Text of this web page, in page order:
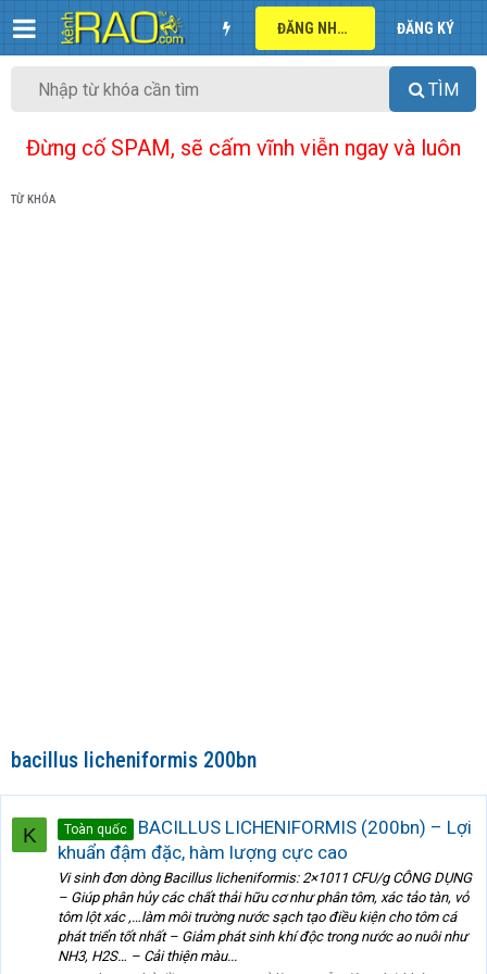
ĐĂNG NHẬP ĐĂNG KÝ
TÌM
Đừng cố SPAM, sẽ cấm vĩnh viễn ngay và luôn
TỪ KHÓA
bacillus licheniformis 200bn
K Toàn quốc
BACILLUS LICHENIFORMIS (200bn) – Lợi
khuẩn đậm đặc, hàm lượng cực cao
Vi sinh đơn dòng Bacillus licheniformis: 2×1011 CFU/g CÔNG DỤNG
– Giúp phân hủy các chất thải hữu cơ như phân tôm, xác tảo tàn, vỏ
tôm lột xác ,…làm môi trường nước sạch tạo điều kiện cho tôm cá
phát triển tốt nhất – Giảm phát sinh khí độc trong nước ao nuôi như
NH3, H2S… – Cải thiện màu...